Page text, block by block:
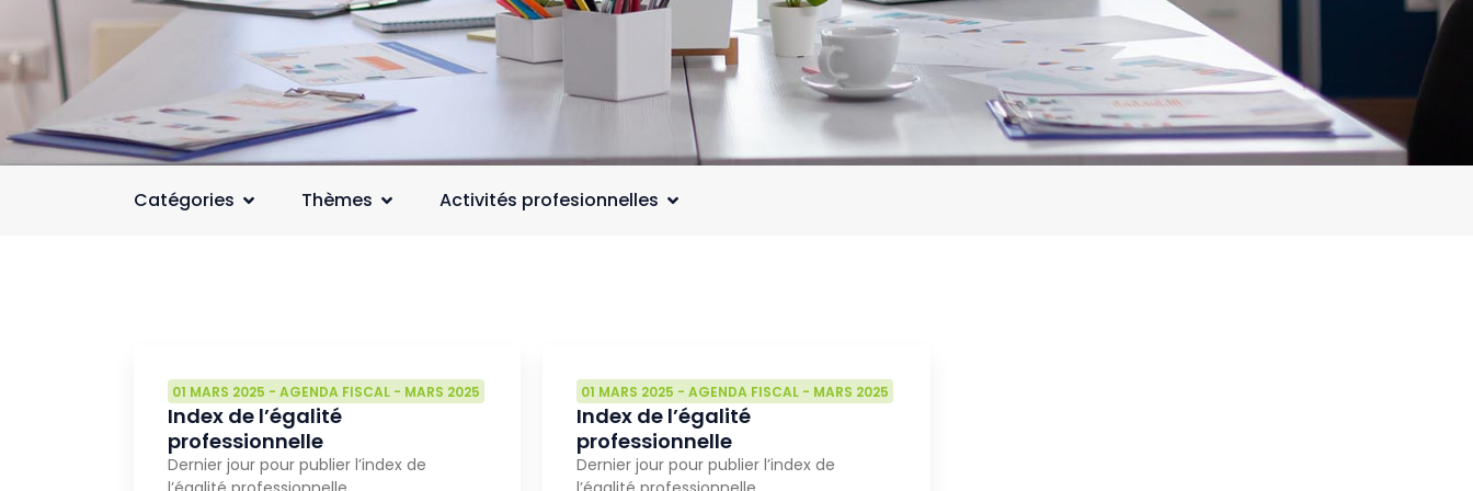
Catégories Thèmes Activités profesionnelles
01 MARS 2025 - AGENDA FISCAL - MARS 2025
Index de l’égalité
professionnelle
Dernier jour pour publier l’index de
01 MARS 2025 -AGENDA FISCAL - MARS 2025
Index de l’égalité
professionnelle
Dernier jour pour publier l’index de